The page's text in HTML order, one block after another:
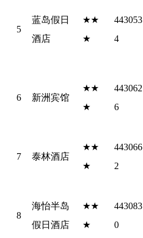
5
蓝岛假日
酒店
★★
★
443053
4
6 新洲宾馆
★★
★
443062
6
7 泰林酒店
★★
★
443066
2
8
海怡半岛
假日酒店
★★
★
443083
0